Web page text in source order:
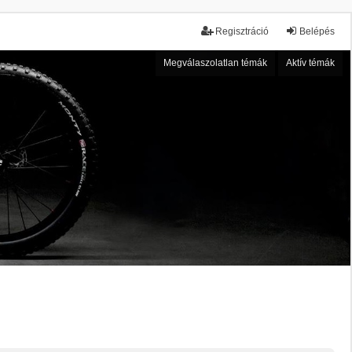
Belépés
Regisztráció
Megválaszolatlan témák Aktív témák